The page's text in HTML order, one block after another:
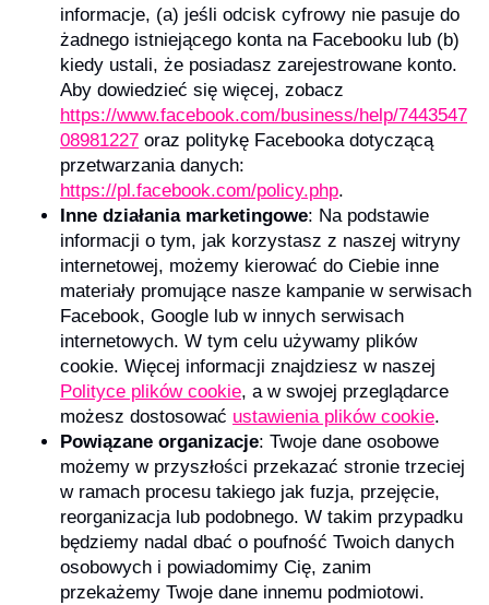
informacje, (a) jeśli odcisk cyfrowy nie pasuje do
żadnego istniejącego konta na Facebooku lub (b)
kiedy ustali, że posiadasz zarejestrowane konto.
Aby dowiedzieć się więcej, zobacz
https://www.facebook.com/business/help/7443547
08981227 oraz politykę Facebooka dotyczącą
przetwarzania danych:
https://pl.facebook.com/policy.php.
Inne działania marketingowe: Na podstawie
informacji o tym, jak korzystasz z naszej witryny
internetowej, możemy kierować do Ciebie inne
materiały promujące nasze kampanie w serwisach
Facebook, Google lub w innych serwisach
internetowych. W tym celu używamy plików
cookie. Więcej informacji znajdziesz w naszej
Polityce plików cookie, a w swojej przeglądarce
możesz dostosować ustawienia plików cookie.
Powiązane organizacje: Twoje dane osobowe
możemy w przyszłości przekazać stronie trzeciej
w ramach procesu takiego jak fuzja, przejęcie,
reorganizacja lub podobnego. W takim przypadku
będziemy nadal dbać o poufność Twoich danych
osobowych i powiadomimy Cię, zanim
przekażemy Twoje dane innemu podmiotowi.